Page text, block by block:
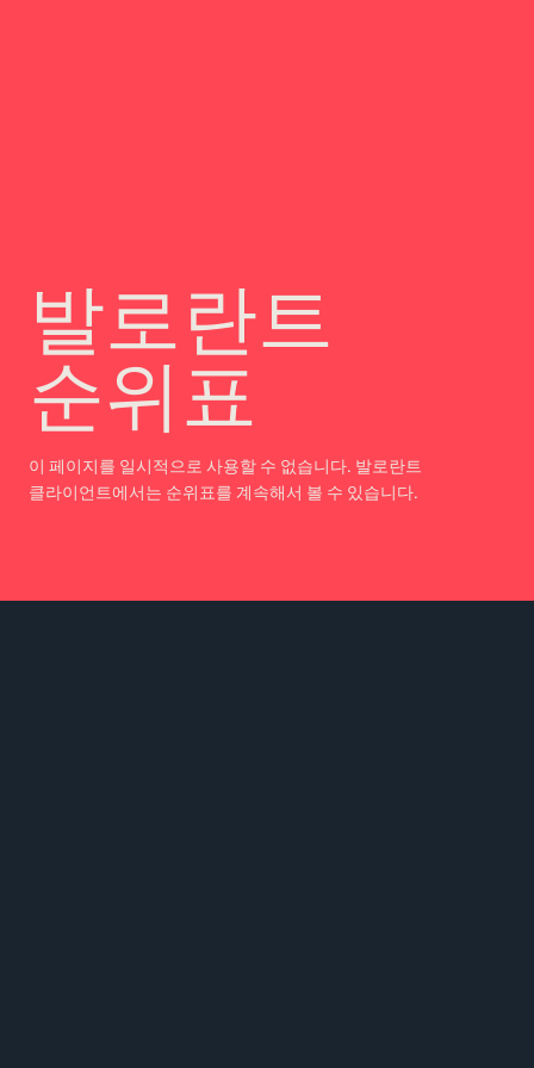
발로란트
순위표
이 페이지를 일시적으로 사용할 수 없습니다. 발로란트
클라이언트에서는 순위표를 계속해서 볼 수 있습니다.